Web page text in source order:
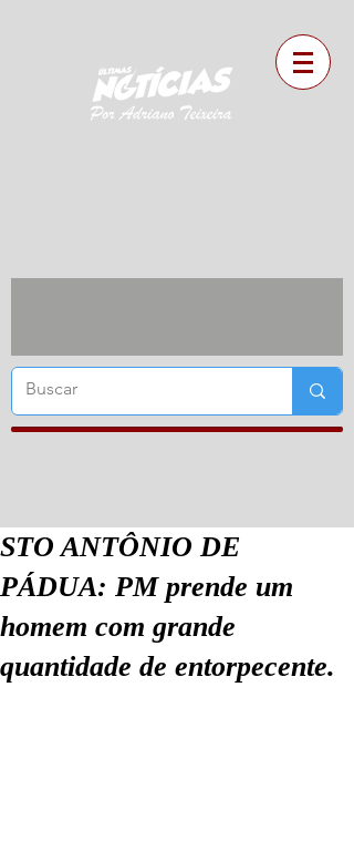
STO ANTÔNIO DE
PÁDUA: PM prende um
homem com grande
quantidade de entorpecente.